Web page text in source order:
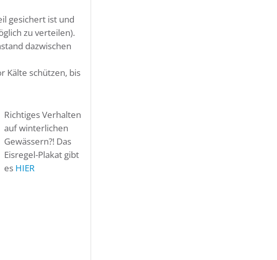
gesichert ist und
zu verteilen).
dazwischen
Kälte schützen, bis
Richtiges Verhalten
auf winterlichen
Gewässern?! Das
Eisregel-Plakat gibt
es HIER